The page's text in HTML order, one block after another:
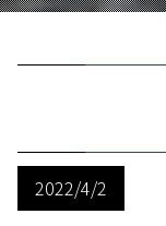
2022/4/2